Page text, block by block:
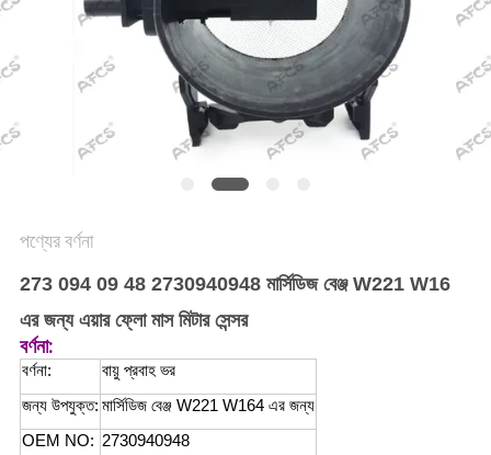
সাইট
ম্যাপ
নীতি
পণ্যের বর্ণনা
273 094 09 48 2730940948 মার্সিডিজ বেঞ্জ W221 W16
এর জন্য এয়ার ফ্লো মাস মিটার সেন্সর
বর্ণনা:
বর্ণনা:
বায়ু প্রবাহ ভর
জন্য উপযুক্ত: মার্সিডিজ বেঞ্জ W221 W164 এর জন্য
OEM NO: 2730940948